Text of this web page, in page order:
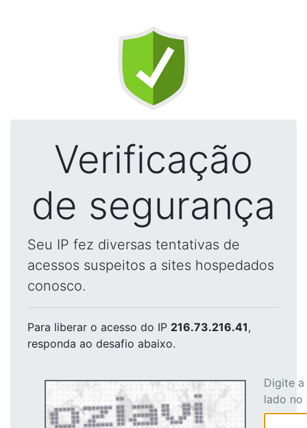
Verificação
de segurança
Seu IP fez diversas tentativas de
acessos suspeitos a sites hospedados
conosco.
Para liberar o acesso do IP 216.73.216.41,
responda ao desafio abaixo.
Digite
lado no